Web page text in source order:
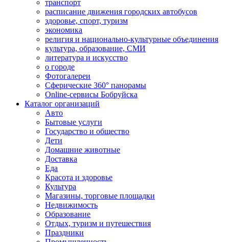
транспорт
расписание движения городских автобусов
здоровье, спорт, туризм
экономика
религия и национально-культурные объединения
культура, образование, СМИ
литература и искусство
о городе
Фотогалереи
Сферические 360° панорамы
Online-сервисы Бобруйска
Каталог организаций
Авто
Бытовые услуги
Государство и общество
Дети
Домашние животные
Доставка
Еда
Красота и здоровье
Культура
Магазины, торговые площадки
Недвижимость
Образование
Отдых, туризм и путешествия
Праздники